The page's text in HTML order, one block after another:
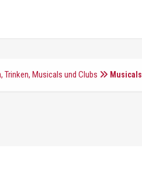
Trinken, Musicals und Clubs Musicals